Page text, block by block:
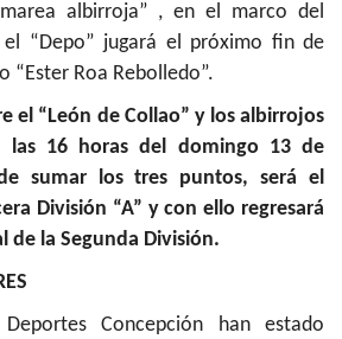
albirroja” , en el marco del
“Depo” jugará el próximo fin de
“Ester Roa Rebolledo”.
el “León de Collao” y los albirrojos
las 16 horas del domingo 13 de
sumar los tres puntos, será el
División “A” y con ello regresará
la Segunda División.
Concepción han estado